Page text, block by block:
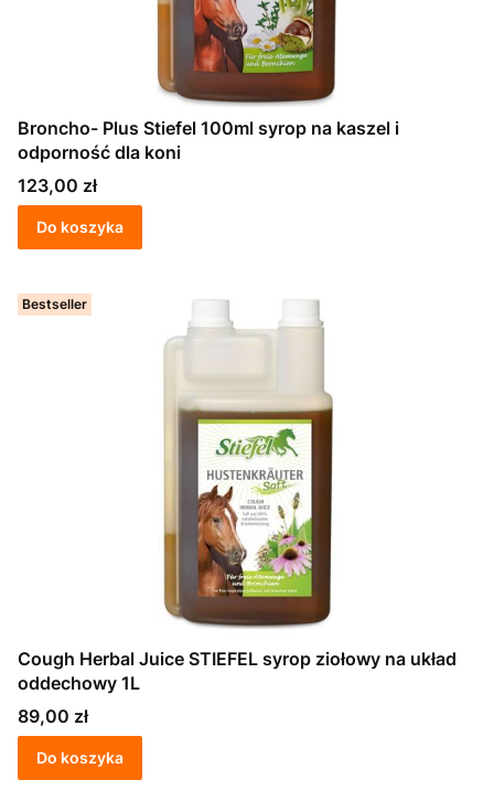
Broncho- Plus Stiefel 100ml syrop na kaszel i
odporność dla koni
Cena
123,00 zł
Do koszyka
Bestseller
Cough Herbal Juice STIEFEL syrop ziołowy na układ
oddechowy 1L
Cena
89,00 zł
Do koszyka